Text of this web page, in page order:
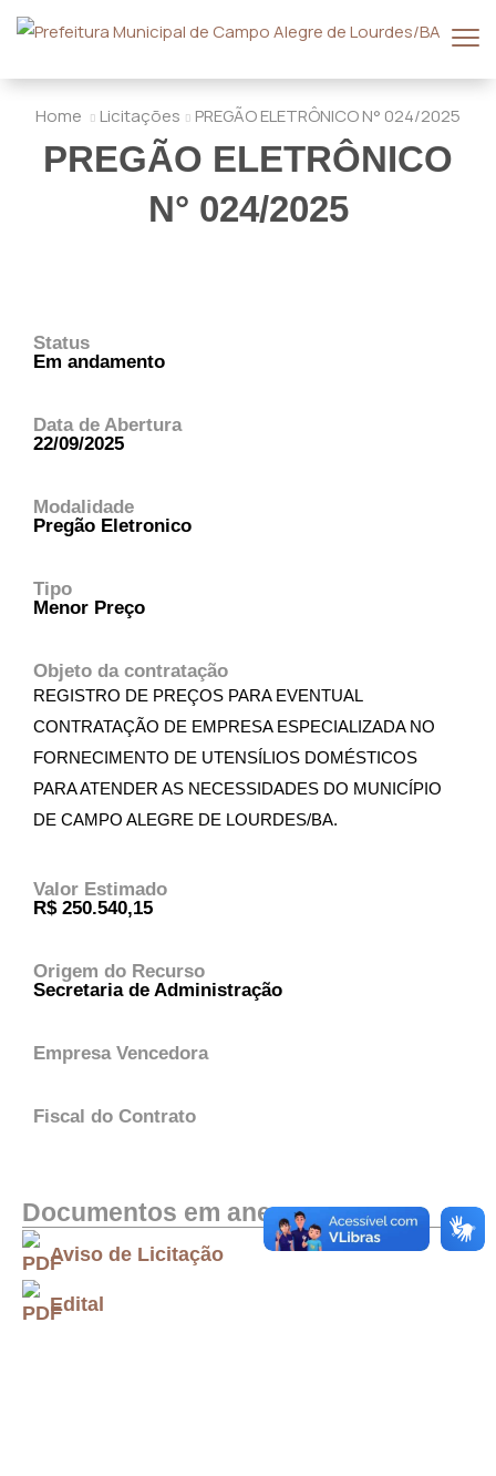
Home Licitações PREGÃO ELETRÔNICO N° 024/2025
PREGÃO ELETRÔNICO
N° 024/2025
Status
Em andamento
Data de Abertura
22/09/2025
Modalidade
Pregão Eletronico
Tipo
Menor Preço
Objeto da contratação
REGISTRO DE PREÇOS PARA EVENTUAL
CONTRATAÇÃO DE EMPRESA ESPECIALIZADA NO
FORNECIMENTO DE UTENSÍLIOS DOMÉSTICOS
PARA ATENDER AS NECESSIDADES DO MUNICÍPIO
DE CAMPO ALEGRE DE LOURDES/BA.
Valor Estimado
R$ 250.540,15
Origem do Recurso
Secretaria de Administração
Empresa Vencedora
Fiscal do Contrato
Documentos em anexo
Aviso de Licitação
Edital